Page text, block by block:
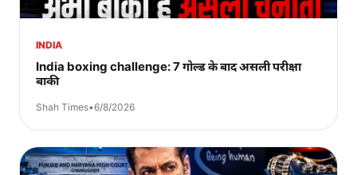
INDIA
India boxing challenge: 7 गोल्ड के बाद असली परीक्षा
बाकी
Shah Times•6/8/2026